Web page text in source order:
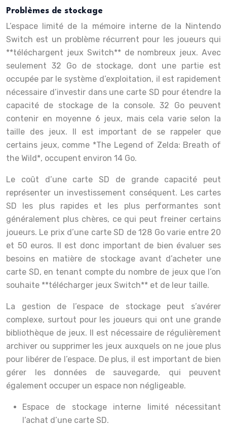
Problèmes de stockage
L’espace limité de la mémoire interne de la Nintendo
Switch est un problème récurrent pour les joueurs qui
**téléchargent jeux Switch** de nombreux jeux. Avec
seulement 32 Go de stockage, dont une partie est
occupée par le système d’exploitation, il est rapidement
nécessaire d’investir dans une carte SD pour étendre la
capacité de stockage de la console. 32 Go peuvent
contenir en moyenne 6 jeux, mais cela varie selon la
taille des jeux. Il est important de se rappeler que
certains jeux, comme *The Legend of Zelda: Breath of
the Wild*, occupent environ 14 Go.
Le coût d’une carte SD de grande capacité peut
représenter un investissement conséquent. Les cartes
SD les plus rapides et les plus performantes sont
généralement plus chères, ce qui peut freiner certains
joueurs. Le prix d’une carte SD de 128 Go varie entre 20
et 50 euros. Il est donc important de bien évaluer ses
besoins en matière de stockage avant d’acheter une
carte SD, en tenant compte du nombre de jeux que l’on
souhaite **télécharger jeux Switch** et de leur taille.
La gestion de l’espace de stockage peut s’avérer
complexe, surtout pour les joueurs qui ont une grande
bibliothèque de jeux. Il est nécessaire de régulièrement
archiver ou supprimer les jeux auxquels on ne joue plus
pour libérer de l’espace. De plus, il est important de bien
gérer les données de sauvegarde, qui peuvent
également occuper un espace non négligeable.
Espace de stockage interne limité nécessitant
l’achat d’une carte SD.